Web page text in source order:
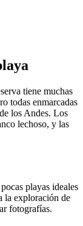
tiene muchas
todas enmarcadas
los Andes. Los
lechoso, y las
playas ideales
la exploración de
fotografías.